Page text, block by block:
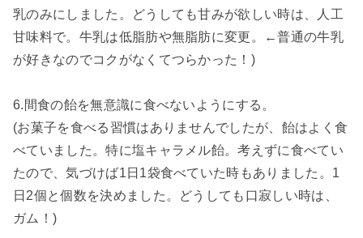
乳のみにしました。どうしても甘みが欲しい時は、人工
甘味料で。牛乳は低脂肪や無脂肪に変更。←普通の牛乳
が好きなのでコクがなくてつらかった！)
6.間食の飴を無意識に食べないようにする。
(お菓子を食べる習慣はありませんでしたが、飴はよく食
べていました。特に塩キャラメル飴。考えずに食べてい
たので、気づけば1日1袋食べていた時もありました。1
日2個と個数を決めました。どうしても口寂しい時は、
ガム！)